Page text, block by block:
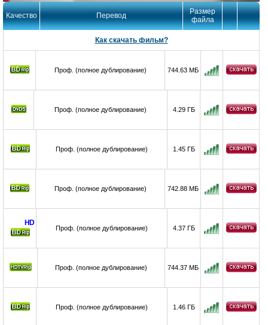
Качество Перевод
Размер
файла
Как скачать фильм?
Проф. (полное дублирование) 744.63 МБ
Проф. (полное дублирование) 4.29 ГБ
Проф. (полное дублирование) 1.45 ГБ
Проф. (полное дублирование) 742.88 МБ
HD
Проф. (полное дублирование) 4.37 ГБ
Проф. (полное дублирование) 744.37 МБ
Проф. (полное дублирование) 1.46 ГБ